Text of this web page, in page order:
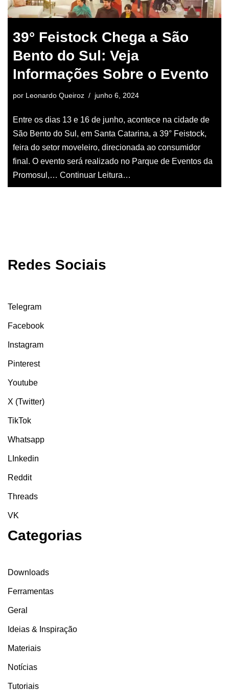
39° Feistock Chega a São
Bento do Sul: Veja
Informações Sobre o Evento
por Leonardo Queiroz junho 6, 2024
Entre os dias 13 e 16 de junho, acontece na cidade de
São Bento do Sul, em Santa Catarina, a 39° Feistock,
feira do setor moveleiro, direcionada ao consumidor
final. O evento será realizado no Parque de Eventos da
Promosul,… Continuar Leitura…
Redes Sociais
Telegram
Facebook
Instagram
Pinterest
Youtube
X (Twitter)
TikTok
Whatsapp
LInkedin
Reddit
Threads
VK
Categorias
Downloads
Ferramentas
Geral
Ideias & Inspiração
Materiais
Notícias
Tutoriais